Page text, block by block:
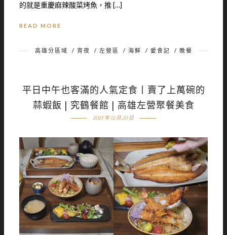
的就是重慶麻辣酸菜烤魚，推 […]
READ MORE
高雄分區域 / 宵夜 / 左營區 / 海鮮 / 愛食記 / 晚餐
平日中午也客滿的人氣定食丨賣了上萬碗的
蒜蝦飯 | 究鶴餐館 | 高雄左營聚餐美食
2025 年 12 月 20 日